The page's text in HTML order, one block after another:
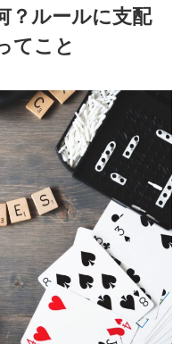
？ルールに支配
てこと